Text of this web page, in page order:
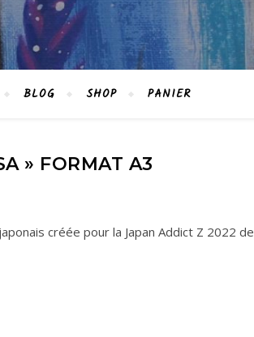
BLOG SHOP PANIER
» FORMAT A3
créée pour la Japan Addict Z 2022 de